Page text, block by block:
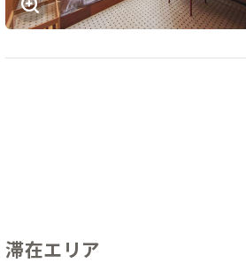
滞在エリア